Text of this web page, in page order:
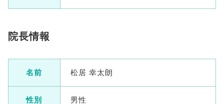
院長情報
名前 松居 幸太朗
性別 男性